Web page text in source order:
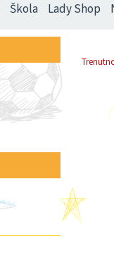
Škola Lady Shop